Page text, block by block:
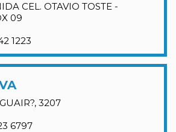
CEL. OTAVIO TOSTE -
09
1223
3207
6797